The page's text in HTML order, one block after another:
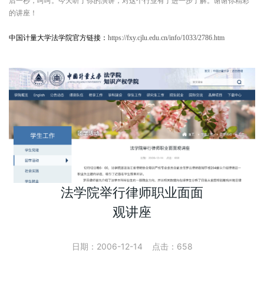
的讲座！
中国计量大学法学院官方链接： https://fxy.cjlu.edu.cn/info/1033/2786.htm
法学院举行律师职业面面
观讲座
日期：2006-12-14 点击： 658